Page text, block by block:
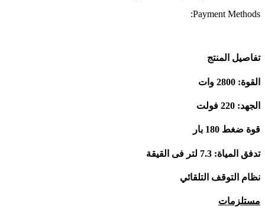
Payment Methods:
تفاصيل المنتج
القوة: 2800 وات
الجهد: 220 فولت
قوة ضغط 180 بار
تدفق المياة: 7.3 لتر فى القيقة
نظام التوقف التلقائي
مستلزمات